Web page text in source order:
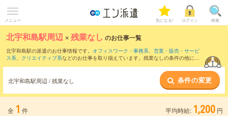
メニュー 気になる! ログイン 検索
北宇和島駅周辺 ×残業なし のお仕事一覧
北宇和島駅の派遣のお仕事情報です。 オフィスワーク・事務系、 営業・販売・サービ
ス系、 クリエイティブ系などのお仕事を取り揃えています。残業なしの条件の他に、
北宇和島駅周辺 / 残業なし 条件の変更
全 1 件 平均時給: 1,200 円